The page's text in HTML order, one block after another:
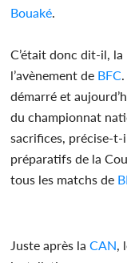
Bouaké
C’était donc dit-il,
l’avènement de BFC
démarré et
du championnat
sacrifices, précise-t-
préparatifs de la
tous les matchs de
Juste après la CAN